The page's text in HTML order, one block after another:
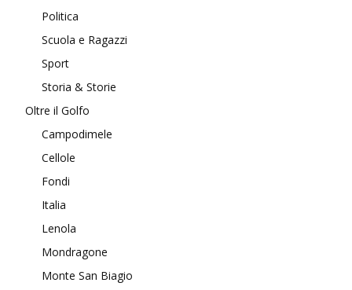
Politica
Scuola e Ragazzi
Sport
Storia & Storie
Oltre il Golfo
Campodimele
Cellole
Fondi
Italia
Lenola
Mondragone
Monte San Biagio